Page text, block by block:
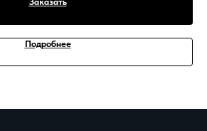
Подробнее